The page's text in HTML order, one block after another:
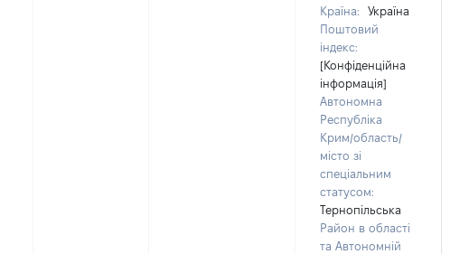
Країна:
Україна
Поштовий
індекс:
[Конфіденційна
інформація]
Автономна
Республіка
Крим/область/
місто зі
спеціальним
статусом:
Тернопільська
Район в області
та Автономній